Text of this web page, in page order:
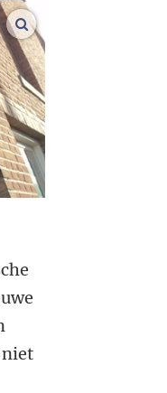
vergroot afbeeldingen
niet